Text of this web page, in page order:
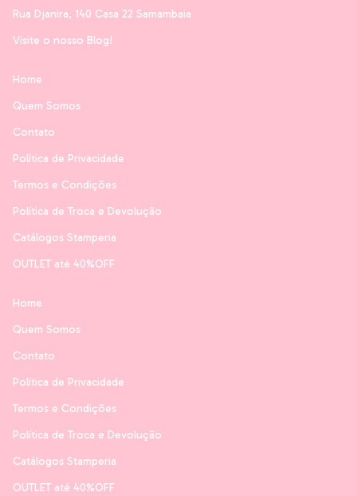
Rua Djanira, 140 Casa 22 Samambaia
Visite o nosso Blog!
Home
Quem Somos
Contato
Política de Privacidade
Termos e Condições
Política de Troca e Devolução
Catálogos Stamperia
OUTLET até 40%OFF
Home
Quem Somos
Contato
Política de Privacidade
Termos e Condições
Política de Troca e Devolução
Catálogos Stamperia
OUTLET até 40%OFF